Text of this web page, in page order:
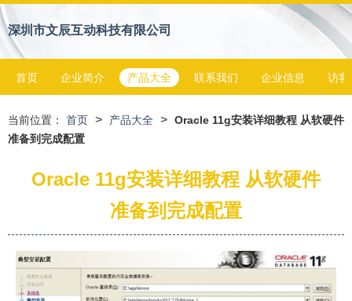
深圳市文辰互动科技有限公司
首页 企业简介 产品大全 联系我们 企业信息 访客
当前位置： 首页 > 产品大全 > Oracle 11g安装详细教程 从软硬件
准备到完成配置
Oracle 11g安装详细教程 从软硬件
准备到完成配置